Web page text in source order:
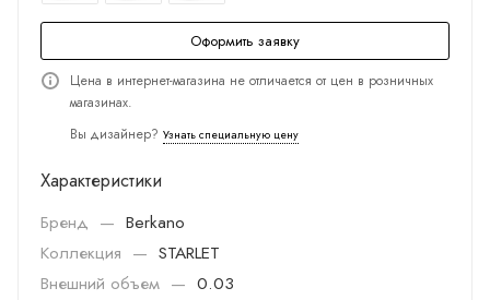
Оформить заявку
Цена в интернет-магазина не отличается от цен в розничных
магазинах.
Вы дизайнер? Узнать специальную цену
Характеристики
Бренд — Berkano
Коллекция — STARLET
Внешний объем — 0.03